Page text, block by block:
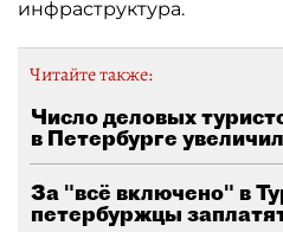
инфраструктура.
Читайте также:
Число деловых
в Петербурге
За "всё включено" в
петербуржцы